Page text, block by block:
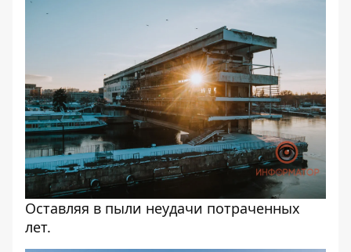
Оставляя в пыли неудачи потраченных
лет.